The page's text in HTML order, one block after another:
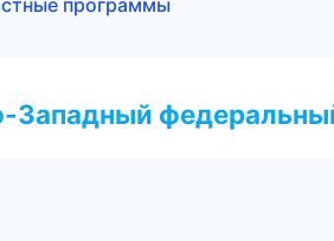
программы
Западный